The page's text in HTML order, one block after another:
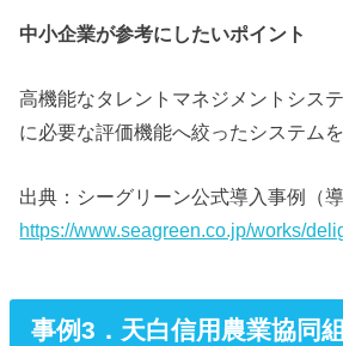
中小企業が参考にしたいポイント
高機能なタレントマネジメントシス
に必要な評価機能へ絞ったシステム
出典：シーグリーン公式導入事例（
https://www.seagreen.co.jp/works/
事例3．天白信用農業協同